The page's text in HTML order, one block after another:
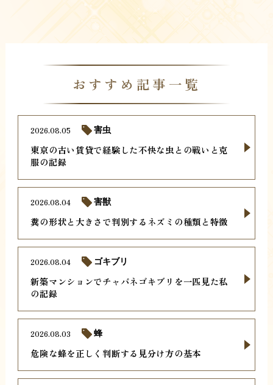
おすすめ記事一覧
東京の古い賃貸で経験した不快な虫との戦いと克
服の記録
2026.08.05 害虫
糞の形状と大きさで判別するネズミの種類と特徴
2026.08.04 害獣
新築マンションでチャバネゴキブリを一匹見た私
の記録
2026.08.04 ゴキブリ
危険な蜂を正しく判断する見分け方の基本
2026.08.03 蜂